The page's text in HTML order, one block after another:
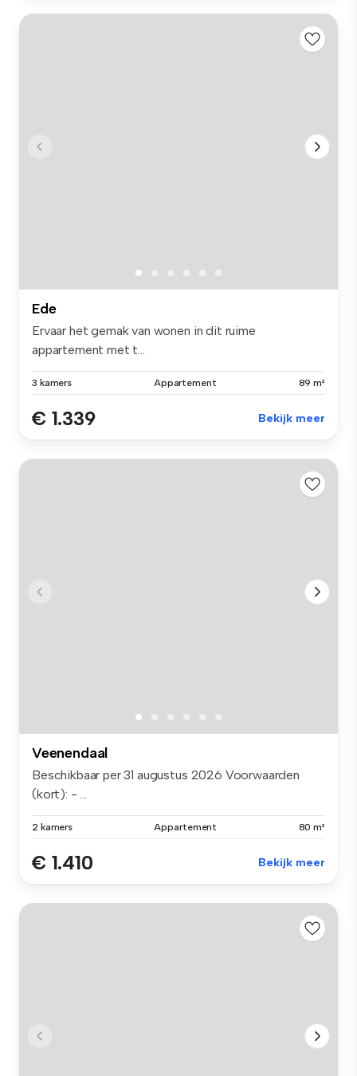
Ede
Ervaar het gemak van wonen in dit ruime
appartement met t...
3 kamers Appartement 89 m²
€ 1.339 Bekijk meer
Veenendaal
Beschikbaar per 31 augustus 2026 Voorwaarden
(kort): - ...
2 kamers Appartement 80 m²
€ 1.410 Bekijk meer